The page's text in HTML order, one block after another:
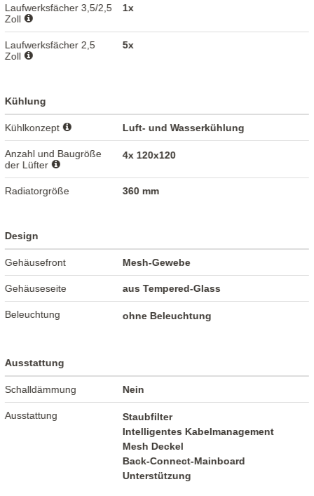
Laufwerksfächer 3,5/2,5
Zoll
1x
Laufwerksfächer 2,5
Zoll
5x
Kühlung
Kühlkonzept Luft- und Wasserkühlung
Anzahl und Baugröße
der Lüfter
4x 120x120
Radiatorgröße 360 mm
Design
Gehäusefront Mesh-Gewebe
Gehäuseseite aus Tempered-Glass
Beleuchtung ohne Beleuchtung
Ausstattung
Schalldämmung Nein
Ausstattung
Staubfilter
Intelligentes Kabelmanagement
Mesh Deckel
Back-Connect-Mainboard
Unterstützung